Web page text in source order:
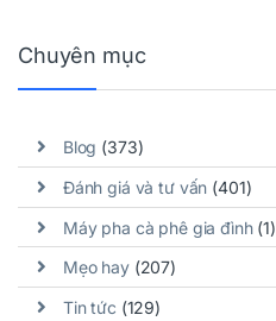
Chuyên mục
Blog (373)
Đánh giá và tư vấn (401)
Máy pha cà phê gia đình(1)
Mẹo hay(207)
Tin tức (129)